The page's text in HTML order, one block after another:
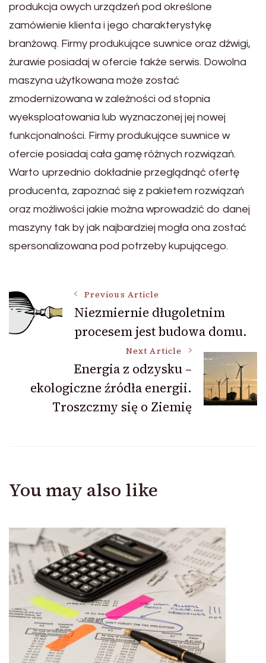
produkcja owych urządzeń pod określone
zamówienie klienta i jego charakterystykę
branżową. Firmy produkujące suwnice oraz dźwigi,
żurawie posiadaj w ofercie także serwis. Dowolna
maszyna użytkowana może zostać
zmodernizowana w zależności od stopnia
wyeksploatowania lub wyznaczonej jej nowej
funkcjonalności. Firmy produkujące suwnice w
ofercie posiadaj cała gamę różnych rozwiązań.
Warto uprzednio dokładnie przeglądnąć ofertę
producenta, zapoznać się z pakietem rozwiązań
oraz możliwości jakie można wprowadzić do danej
maszyny tak by jak najbardziej mogła ona zostać
spersonalizowana pod potrzeby kupującego.
Post
Navigation
Previous Article
Niezmiernie długoletnim
procesem jest budowa domu.
Next Article
Energia z odzysku –
ekologiczne źródła energii.
Troszczmy się o Ziemię
You may also like